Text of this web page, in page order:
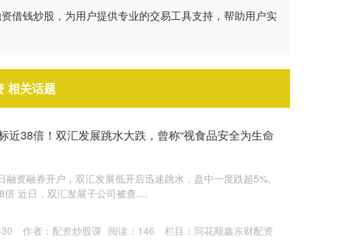
借钱炒股，为用户提供专业的交易工具支持，帮助用户实
相关话题
近38倍！双汇发展跳水大跌，曾称“视食品安全为生命
资融券开户，双汇发展低开后迅速跳水，盘中一度跌超5%。
近日，双汇发展子公司被查....
作者：配资炒股课 阅读： 146 栏目： 同花顺鑫东财配资